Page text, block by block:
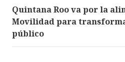
Quintana Roo va por la
Movilidad para
público